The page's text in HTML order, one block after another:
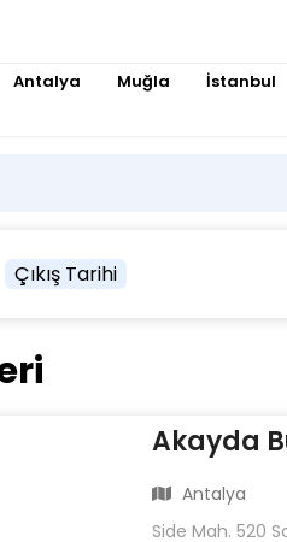
Antalya Muğla İstanbul
Çıkış Tarihi
Akayda
Antalya
Side Mah. 520